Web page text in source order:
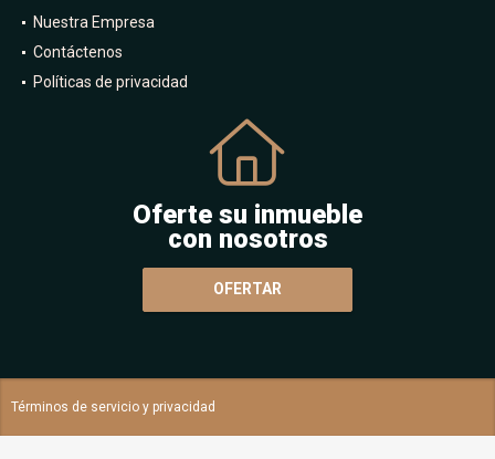
Nuestra Empresa
Contáctenos
Políticas de privacidad
Oferte su inmueble
con nosotros
OFERTAR
Términos de servicio y privacidad